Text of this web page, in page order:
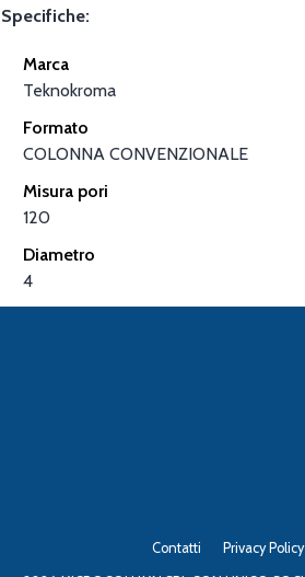
Specifiche:
Marca
Teknokroma
Formato
COLONNA CONVENZIONALE
Misura pori
120
Diametro
4
Contatti Privacy Policy